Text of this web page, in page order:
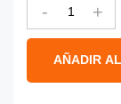
- +
AÑADIR